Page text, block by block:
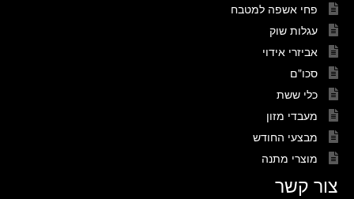
פחי אשפה למטבח
עגלות שוק
אביזרי אידוי
סכו"ם
כלי ששת
מעבדי מזון
מבצעי החודש
מוצרי מתנה
צור קשר